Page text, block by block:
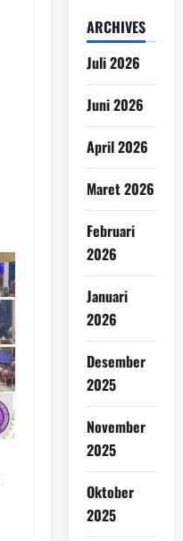
ARCHIVES
Juli 2026
Juni 2026
April 2026
Maret 2026
Februari
2026
Januari
2026
Desember
2025
November
2025
Oktober
2025